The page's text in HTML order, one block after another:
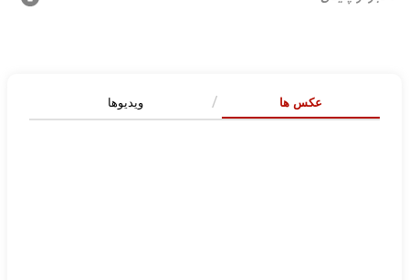
عکس ها ویدیوها